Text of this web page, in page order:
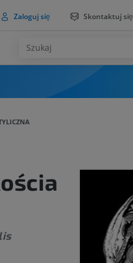
Zaloguj się Skontaktuj